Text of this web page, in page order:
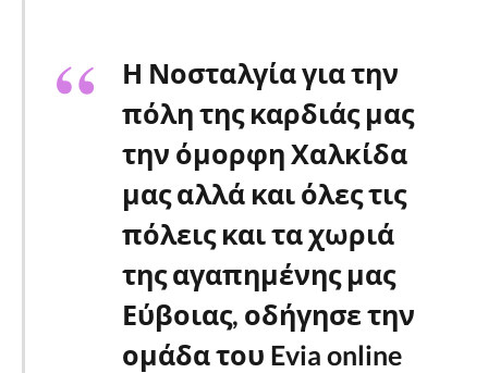
Η Νοσταλγία για την
πόλη της καρδιάς μας
την όμορφη Χαλκίδα
μας αλλά και όλες τις
πόλεις και τα χωριά
της αγαπημένης μας
Εύβοιας, οδήγησε την
ομάδα του Evia online